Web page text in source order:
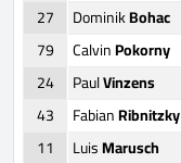
27
DominikBohac
79
CalvinPokorny
24
PaulVinzens
43
FabianRibnitzky
11
LuisMarusch